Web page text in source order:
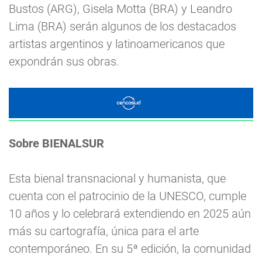
Bustos (ARG), Gisela Motta (BRA) y Leandro
Lima (BRA) serán algunos de los destacados
artistas argentinos y latinoamericanos que
expondrán sus obras.
Sobre BIENALSUR
Esta bienal transnacional y humanista, que
cuenta con el patrocinio de la UNESCO, cumple
10 años y lo celebrará extendiendo en 2025 aún
más su cartografía, única para el arte
contemporáneo. En su 5ª edición, la comunidad